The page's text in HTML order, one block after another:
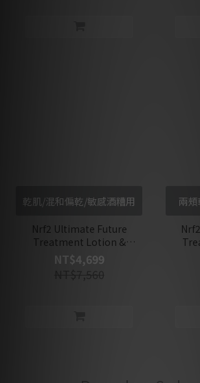
乾肌/混和偏乾/敏感酒糟用
Nrf2 Ultimate Future
Treatment Lotion &
Advanced Serum &
Infused Emulsion &
NT$4,699
兩